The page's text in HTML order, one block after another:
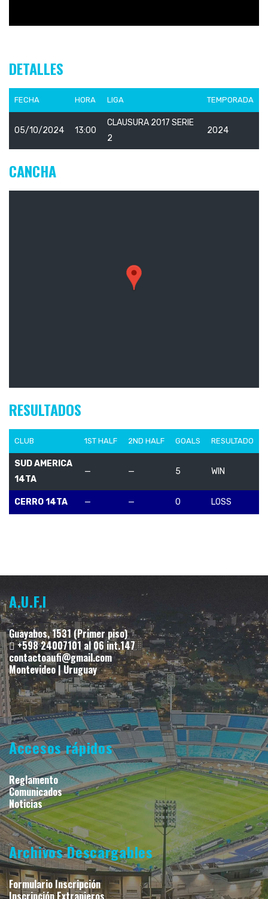
DETALLES
FECHA HORA LIGA TEMPORADA
05/10/2024 13:00
CLAUSURA 2017 SERIE
2
2024
CANCHA
RESULTADOS
CLUB 1ST HALF 2ND HALF GOALS RESULTADO
SUD AMERICA
14TA
— — 5 WIN
CERRO 14TA — — 0 LOSS
A.U.F.I
Guayabos, 1531 (Primer piso)
+598 24007101 al 06 int.147
contactoaufi@gmail.com
Montevideo | Uruguay
Accesos rápidos
Reglamento
Comunicados
Noticias
Archivos Descargables
Formulario Inscripción
Inscripción Extranjeros